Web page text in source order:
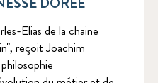
Elias de la chaine
reçoit Joachim